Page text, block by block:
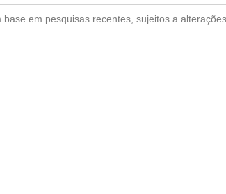
base em pesquisas recentes, sujeitos a